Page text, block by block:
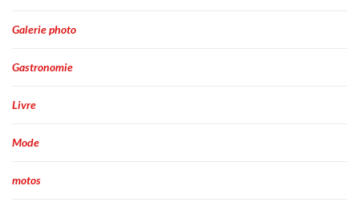
Galerie photo
Gastronomie
Livre
Mode
motos